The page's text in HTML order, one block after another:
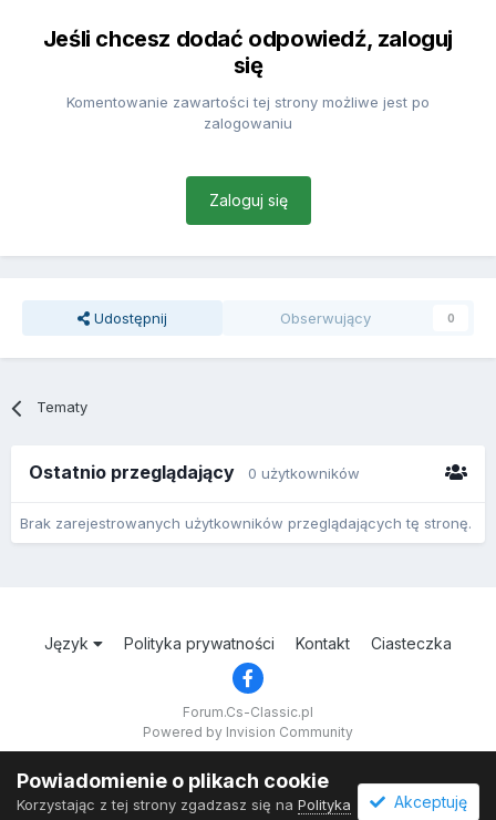
Jeśli chcesz dodać odpowiedź, zaloguj
się
Komentowanie zawartości tej strony możliwe jest po
zalogowaniu
Zaloguj się
Udostępnij Obserwujący 0
Tematy
Ostatnio przeglądający 0 użytkowników
Brak zarejestrowanych użytkowników przeglądających tę stronę.
Język Polityka prywatności Kontakt Ciasteczka
Forum.Cs-Classic.pl
Powered by Invision Community
Powiadomienie o plikach cookie
Korzystając z tej strony zgadzasz się na Polityka
Akceptuję